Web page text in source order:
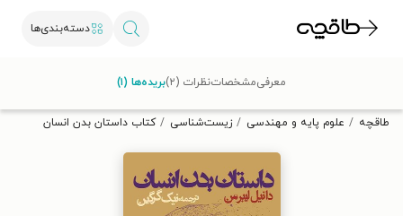
دسته‌بندی‌ها
تخفیف از طاقچه دریافت کن.
طاقچه علوم پایه و مهندسی زیست‌شناسی کتاب داستان بدن انسان
معرفیمشخصاتنظرات (۲) بریده‌ها (۱)